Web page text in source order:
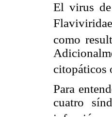
El virus
como
citopáticos
Para
cuatro